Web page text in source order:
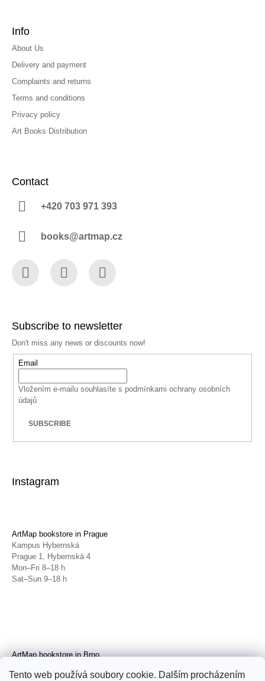
Tento web používá soubory cookie. Dalším procházením
Info
About Us
Delivery and payment
Complaints and returns
Terms and conditions
Privacy policy
Art Books Distribution
Contact
+420 703 971 393
books@artmap.cz
Subscribe to newsletter
Don't miss any news or discounts now!
Email
Vložením e-mailu souhlasíte s podmínkami ochrany osobních
údajů
SUBSCRIBE
Instagram
ArtMap bookstore in Prague
Kampus Hybernská
Prague 1, Hybernská 4
Mon–Fri 8–18 h
Sat–Sun 9–18 h
ArtMap bookstore in Brno
Brno, Radnická 4